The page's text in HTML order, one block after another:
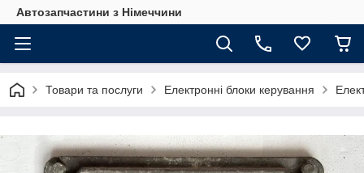
Автозапчастини з Німеччини
Товари та послуги Електронні блоки керування